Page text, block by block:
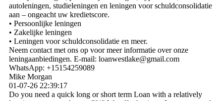
autoleningen, studieleningen en leningen voor schuldconsolidatie
aan – ongeacht uw kredietscore.
• Persoonlijke leningen
• Zakelijke leningen
• Leningen voor schuldconsolidatie en meer.
Neem contact met ons op voor meer informatie over onze
leningaanbiedingen. E-mail: loanwestlake@gmail.com
WhatsApp: +15154259089
Mike Morgan
01-07-26 22:39:17
Do you need a quick long or short term Loan with a relatively